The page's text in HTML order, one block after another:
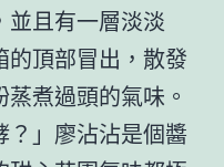
並且有一層淡淡
的頂部冒出，散發
煮過頭的氣味。
？」廖沾沾是個醬